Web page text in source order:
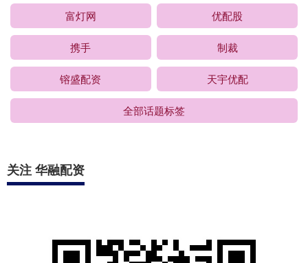
富灯网 优配股
携手 制裁
镕盛配资 天宇优配
全部话题标签
关注 华融配资